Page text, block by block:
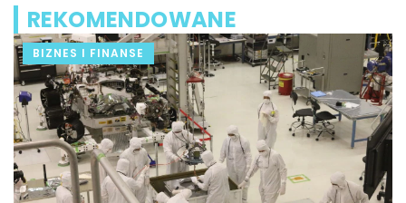
REKOMENDOWANE
BIZNES I FINANSE